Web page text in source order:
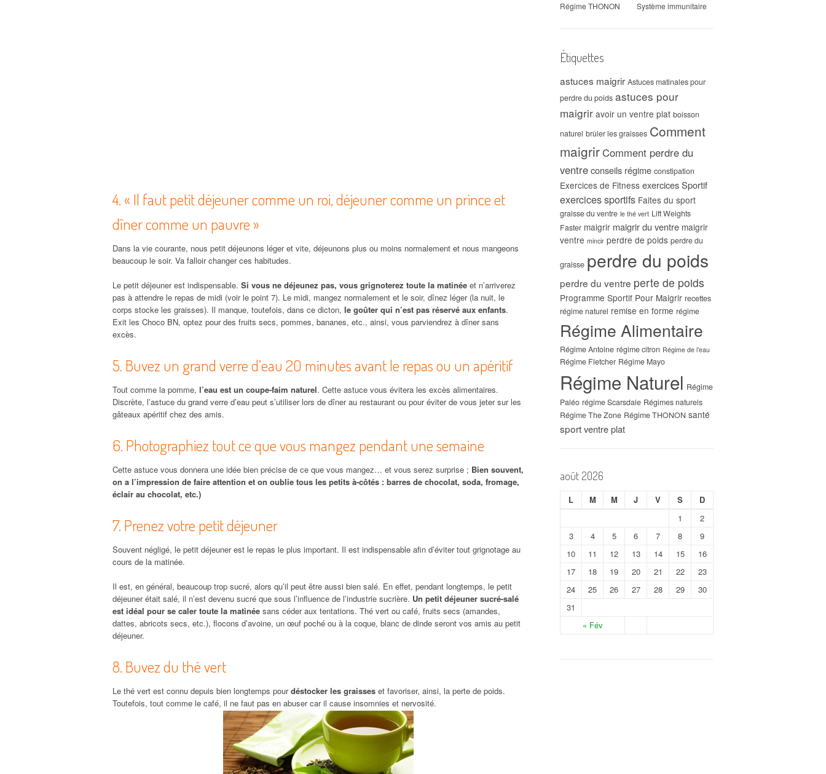
4. « Il faut petit déjeuner comme un roi, déjeuner comme un prince et
dîner comme un pauvre »
Dans la vie courante, nous petit déjeunons léger et vite, déjeunons plus ou moins normalement et nous mangeons
beaucoup le soir. Va falloir changer ces habitudes.
Le petit déjeuner est indispensable. Si vous ne déjeunez pas, vous grignoterez toute la matinée et n’arriverez
pas à attendre le repas de midi (voir le point 7). Le midi, mangez normalement et le soir, dînez léger (la nuit, le
corps stocke les graisses). Il manque, toutefois, dans ce dicton, le goûter qui n’est pas réservé aux enfants.
Exit les Choco BN, optez pour des fruits secs, pommes, bananes, etc., ainsi, vous parviendrez à dîner sans
excès.
5. Buvez un grand verre d’eau 20 minutes avant le repas ou un apéritif
Tout comme la pomme, l’eau est un coupe-faim naturel. Cette astuce vous évitera les excès alimentaires.
Discrète, l’astuce du grand verre d’eau peut s’utiliser lors de dîner au restaurant ou pour éviter de vous jeter sur les
gâteaux apéritif chez des amis.
6. Photographiez tout ce que vous mangez pendant une semaine
Cette astuce vous donnera une idée bien précise de ce que vous mangez… et vous serez surprise ; Bien souvent,
on a l’impression de faire attention et on oublie tous les petits à-côtés : barres de chocolat, soda, fromage,
éclair au chocolat, etc.)
7. Prenez votre petit déjeuner
Souvent négligé, le petit déjeuner est le repas le plus important. Il est indispensable afin d’éviter tout grignotage au
cours de la matinée.
Il est, en général, beaucoup trop sucré, alors qu’il peut être aussi bien salé. En effet, pendant longtemps, le petit
déjeuner était salé, il n’est devenu sucré que sous l’influence de l’industrie sucrière. Un petit déjeuner sucré-salé
est idéal pour se caler toute la matinée sans céder aux tentations. Thé vert ou café, fruits secs (amandes,
dattes, abricots secs, etc.), flocons d’avoine, un œuf poché ou à la coque, blanc de dinde seront vos amis au petit
déjeuner.
8. Buvez du thé vert
Le thé vert est connu depuis bien longtemps pourdéstocker les graisses et favoriser, ainsi, la perte de poids.
Toutefois, tout comme le café, il ne faut pas en abuser car il cause insomnies et nervosité.
Régime THONON
Système immunitaire
Étiquettes
astuces maigrir Astuces matinales pour
perdre du poids astuces pour
maigrir avoir un ventre plat boisson
naturel brûler les graisses Comment
maigrirComment perdre du
ventreconseils régime constipation
Exercices de Fitness exercices Sportif
exercices sportifs Faites du sport
graisse du ventre le thé vert Lift Weights
Faster maigrir maigrir du ventre maigrir
ventre mincir perdre de poids perdre du
graisse perdre du poids
perdre du ventre perte de poids
Programme Sportif Pour Maigrir recettes
régime naturel remise en forme régime
Régime Alimentaire
Régime Antoine régime citron Régime de l’eau
Régime Fletcher Régime Mayo
Régime Naturel Régime
Paléo régime Scarsdale Régimes naturels
Régime The Zone Régime THONON santé
sportventre plat
août 2026
L M M J V S D
« Fév
1
2
3
4 5 6 7 8
9
10
11 12 13 14 15
16
17
18 19 20 21 22
23
24
25 26 27 28 29
30
31